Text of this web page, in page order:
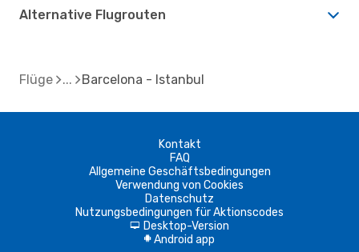
Alternative Flugrouten
Flüge Barcelona - Istanbul
Kontakt
FAQ
Allgemeine Geschäftsbedingungen
Verwendung von Cookies
Datenschutz
Nutzungsbedingungen für Aktionscodes
d Desktop-Version
A Android app